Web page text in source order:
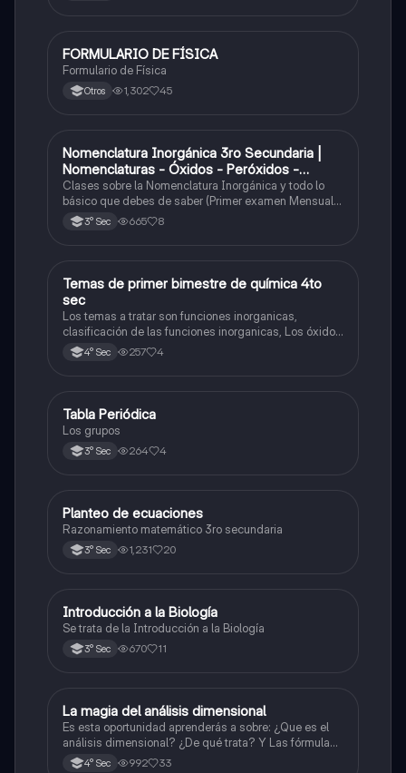
Física
FORMULARIO DE FÍSICA
Formulario de Física
Otros 1,302 45
Química
Nomenclatura Inorgánica 3ro Secundaria |
Nomenclaturas - Óxidos - Peróxidos -
Hidróxido o Bases
Clases sobre la Nomenclatura Inorgánica y todo lo
básico que debes de saber (Primer examen Mensual
2025)3° Sec 665 8
Química
Temas de primer bimestre de química 4to
sec
Los temas a tratar son funciones inorganicas,
clasificación de las funciones inorganicas, Los óxidos
y los óxidos ácidos
4° Sec 257 4
Química
Tabla Periódica
Los grupos
3° Sec 264 4
Matemáticas
Planteo de ecuaciones
Razonamiento matemático 3ro secundaria
3° Sec 1,231 20
Biología
Introducción a la Biología
Se trata de la Introducción a la Biología
3° Sec 670 11
Física
La magia del análisis dimensional
Es esta oportunidad aprenderás a sobre: ¿Que es el
análisis dimensional? ¿De qué trata? Y Las fórmulas
de las magnitudes fundamentales y derivadas.
4° Sec 992 33